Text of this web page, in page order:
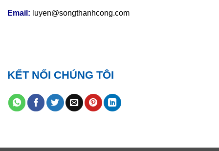
Email: luyen@songthanhcong.com
KẾT NỐI CHÚNG TÔI